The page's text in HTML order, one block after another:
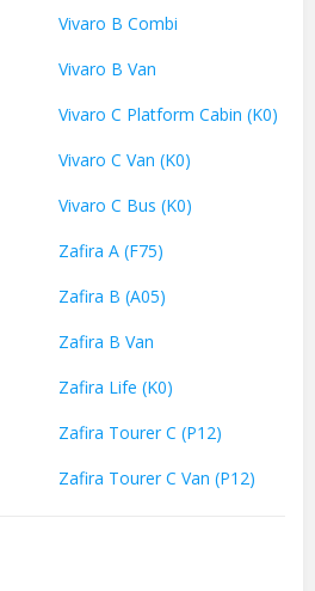
Vivaro B Combi
Vivaro B Van
Vivaro C Platform Cabin (K0)
Vivaro C Van (K0)
Vivaro С Bus (K0)
Zafira A (F75)
Zafira B (A05)
Zafira B Van
Zafira Life (K0)
Zafira Tourer C (P12)
Zafira Tourer C Van (P12)